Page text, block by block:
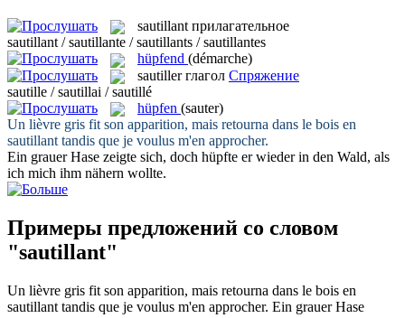
sautillant прилагательное
sautillant / sautillante / sautillants / sautillantes
hüpfend (démarche)
sautiller глагол Спряжение
sautille / sautillai / sautillé
hüpfen (sauter)
Un lièvre gris fit son apparition, mais retourna dans le bois en
sautillant tandis que je voulus m'en approcher.
Ein grauer Hase zeigte sich, doch hüpfte er wieder in den Wald, als
ich mich ihm nähern wollte.
Примеры предложений со словом
"sautillant"
Un lièvre gris fit son apparition, mais retourna dans le bois en
sautillant tandis que je voulus m'en approcher. Ein grauer Hase